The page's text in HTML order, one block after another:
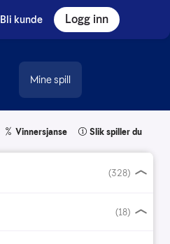
Bli kunde Logg inn